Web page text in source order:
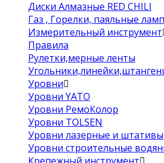
Диски Алмазные RED CHILI
Газ , Горелки, паяльные
Измерительный инструмент
Правила
Рулетки,мерные ленты
Уровни
Уровни YATO
Уровни РемоКолор
Уровни TOLSEN
Уровни лазерные и штативы
Уровни строительные